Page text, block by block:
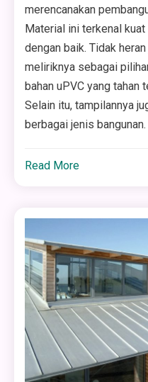
merencanakan
Material ini terkenal
dengan baik. Tidak
meliriknya sebagai
bahan uPVC yang tahan
Selain itu, tampilannya
berbagai jenis bangunan.
Read More